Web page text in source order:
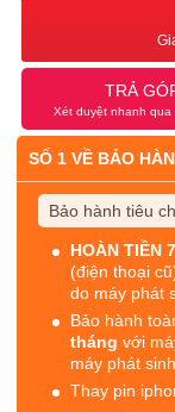
TRẢ
Xét duyệt nhanh qua
SỐ 1 VỀ BẢO
HOÀN TIỀN
(điện thoại
do máy phát
Bảo hành
tháng với
máy phát
Thay pin